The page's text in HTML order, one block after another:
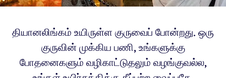
தியானலிங்கம் உயிருள்ள குருவைப் போன்றது. ஒரு
குருவின் முக்கிய பணி, உங்களுக்கு
போதனைகளும் வழிகாட்டுதலும் வழங்குவல்ல,